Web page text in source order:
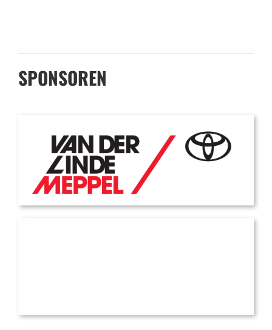
SPONSOREN